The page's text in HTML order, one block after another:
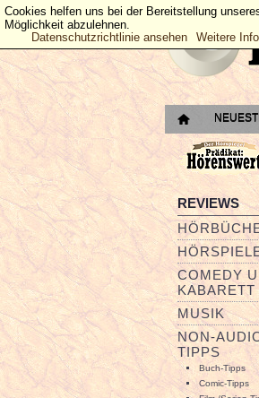
REVIEWS
COMEDY
KABARETT
MUSIK
NON-
TIPPS
Buch-Tipps
Comic-Tipps
Cookies helfen uns bei der Bereitstellung
Möglichkeit abzulehnen.
Datenschutzrichtlinie ansehen
Weitere